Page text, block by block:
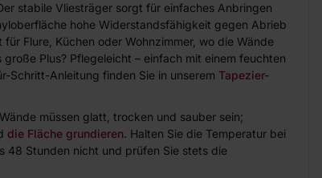
stabile Vliesträger sorgt für einfaches Anbringen
hohe Widerstandsfähigkeit gegen Abrieb
Flure, Küchen oder Wohnzimmer, wo die Wände
Plus? Pflegeleicht – einfach mit einem feuchten
Schritt-Anleitung finden Sie in unserem Tapezier-
müssen glatt, trocken und sauber sein;
die Fläche grundieren. Halten Sie die Temperatur bei
48 Stunden nicht und prüfen Sie stets die